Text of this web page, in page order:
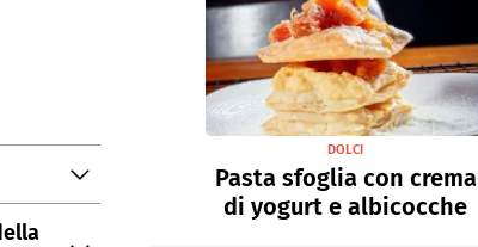
DOLCI
Pasta sfoglia con crema
di yogurt e albicocche